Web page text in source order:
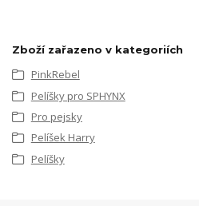
Zboží zařazeno v kategoriích
PinkRebel
Pelíšky pro SPHYNX
Pro pejsky
Pelíšek Harry
Pelíšky